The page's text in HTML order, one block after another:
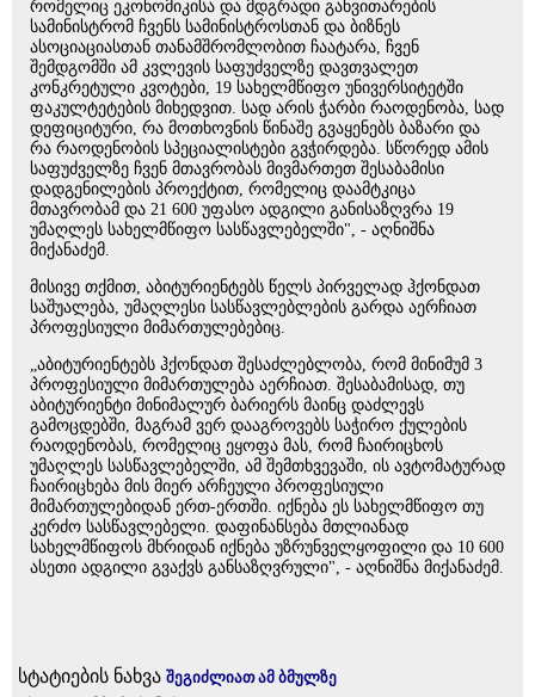
რომელიც ეკონომიკისა და მდგრადი განვითარების
სამინისტრომ ჩვენს სამინისტროსთან და ბიზნეს
ასოციაციასთან თანამშრომლობით ჩაატარა, ჩვენ
შემდგომში ამ კვლევის საფუძველზე დავთვალეთ
კონკრეტული კვოტები, 19 სახელმწიფო უნივერსიტეტში
ფაკულტეტების მიხედვით. სად არის ჭარბი რაოდენობა, სად
დეფიციტური, რა მოთხოვნის წინაშე გვაყენებს ბაზარი და
რა რაოდენობის სპეციალისტები გვჭირდება. სწორედ ამის
საფუძველზე ჩვენ მთავრობას მივმართეთ შესაბამისი
დადგენილების პროექტით, რომელიც დაამტკიცა
მთავრობამ და 21 600 უფასო ადგილი განისაზღვრა 19
უმაღლეს სახელმწიფო სასწავლებელში", - აღნიშნა
მიქანაძემ.
მისივე თქმით, აბიტურიენტებს წელს პირველად ჰქონდათ
საშუალება, უმაღლესი სასწავლებლების გარდა აერჩიათ
პროფესიული მიმართულებებიც.
„აბიტურიენტებს ჰქონდათ შესაძლებლობა, რომ მინიმუმ 3
პროფესიული მიმართულება აერჩიათ. შესაბამისად, თუ
აბიტურიენტი მინიმალურ ბარიერს მაინც დაძლევს
გამოცდებში, მაგრამ ვერ დააგროვებს საჭირო ქულების
რაოდენობას, რომელიც ეყოფა მას, რომ ჩაირიცხოს
უმაღლეს სასწავლებელში, ამ შემთხვევაში, ის ავტომატურად
ჩაირიცხება მის მიერ არჩეული პროფესიული
მიმართულებიდან ერთ-ერთში. იქნება ეს სახელმწიფო თუ
კერძო სასწავლებელი. დაფინანსება მთლიანად
სახელმწიფოს მხრიდან იქნება უზრუნველყოფილი და 10 600
ასეთი ადგილი გვაქვს განსაზღვრული", - აღნიშნა მიქანაძემ.
სტატიების ნახვა შეგიძლიათ ამ ბმულზე